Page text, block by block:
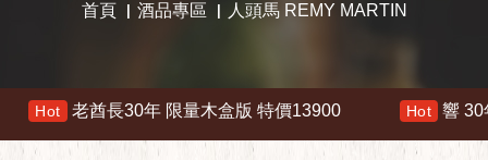
首頁 酒品專區 人頭馬 REMY MARTIN
長30年 限量木盒版 特價13900 Hot 響 30年 特價